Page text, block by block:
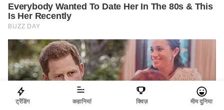
ट्रेंडिंग कहानियां क्विज़ मीम दुनिया